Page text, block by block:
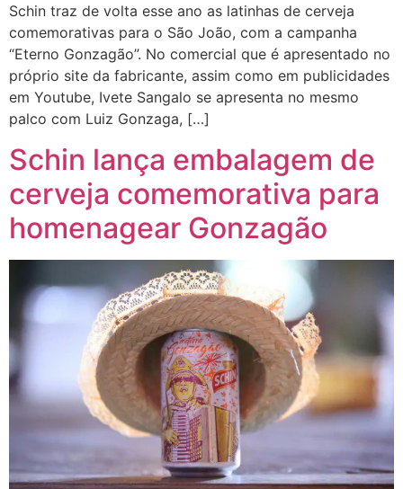
Schin traz de volta esse ano as latinhas de cerveja
comemorativas para o São João, com a campanha
“Eterno Gonzagão”. No comercial que é apresentado no
próprio site da fabricante, assim como em publicidades
em Youtube, Ivete Sangalo se apresenta no mesmo
palco com Luiz Gonzaga, […]
Schin lança embalagem de
cerveja comemorativa para
homenagear Gonzagão